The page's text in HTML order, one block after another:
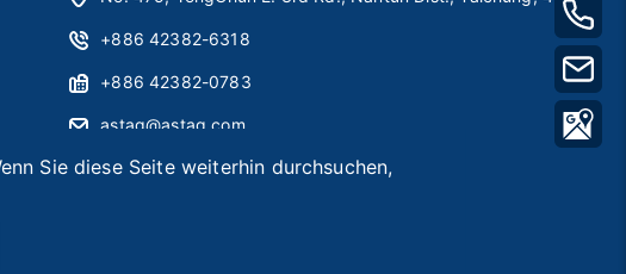
Sie diese Seite weiterhin durchsuchen,
+886 42382-6318
+886 42382-0783
astag@astag.com
roger@astag.com